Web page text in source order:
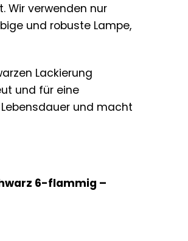
Wir verwenden nur
und robuste Lampe,
Lackierung
und für eine
und macht
6-flammig –